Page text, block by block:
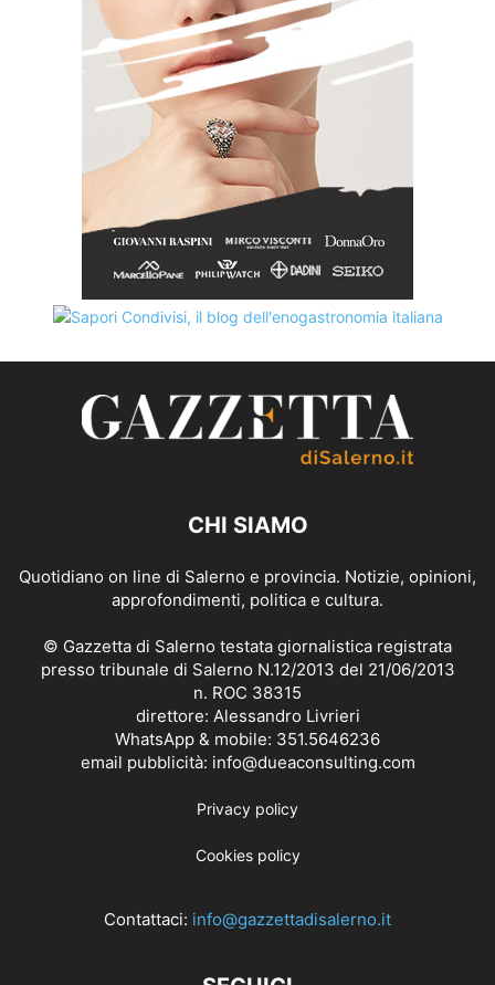
CHI SIAMO
Quotidiano on line di Salerno e provincia. Notizie, opinioni,
approfondimenti, politica e cultura.
© Gazzetta di Salerno testata giornalistica registrata
presso tribunale di Salerno N.12/2013 del 21/06/2013
n. ROC 38315
direttore: Alessandro Livrieri
WhatsApp & mobile: 351.5646236
email pubblicità: info@dueaconsulting.com
Privacy policy
Cookies policy
Contattaci: info@gazzettadisalerno.it